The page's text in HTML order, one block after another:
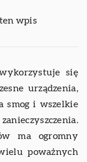
wpis
się
urządzenia,
smog i wszelkie
ma ogromny
poważnych